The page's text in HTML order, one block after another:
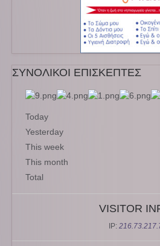
ΣΥΝΟΛΙΚΟΙ ΕΠΙΣΚΕΠΤΕΣ
Today
Yesterday
This week
This month
Total
VISITOR
IP: